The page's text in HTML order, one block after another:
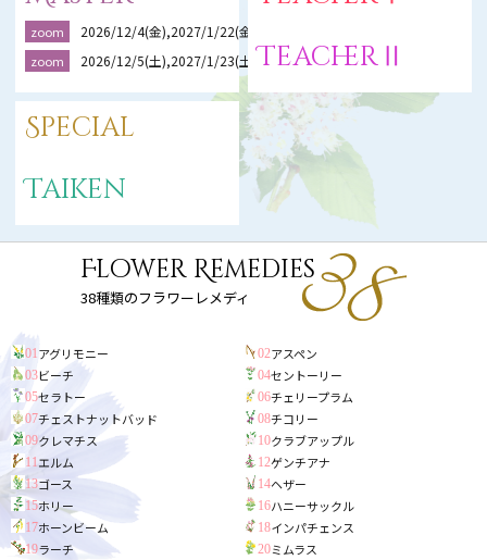
zoom 2026/12/4(金),2027/1/22(金),2/19(金)
zoom 2026/12/5(土),2027/1/23(土),2/20(土)TeacherⅡ
Special
Taiken
Flower Remedies
38種類のフラワーレメディ
01 アグリモニー 02アスペン
03ビーチ 04セントーリー
05セラトー 06チェリープラム
07チェストナットバッド 08チコリー
09クレマチス 10クラブアップル
11エルム 12ゲンチアナ
13ゴース 14ヘザー
15ホリー 16ハニーサックル
17ホーンビーム 18インパチェンス
19ラーチ 20ミムラス